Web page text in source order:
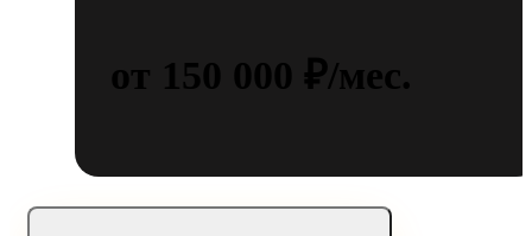
от 150 000 ₽/мес.